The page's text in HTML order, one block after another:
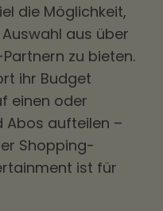
die Möglichkeit,
aus über
zu bieten.
ihr Budget
einen oder
Abos aufteilen –
Shopping-
ist für